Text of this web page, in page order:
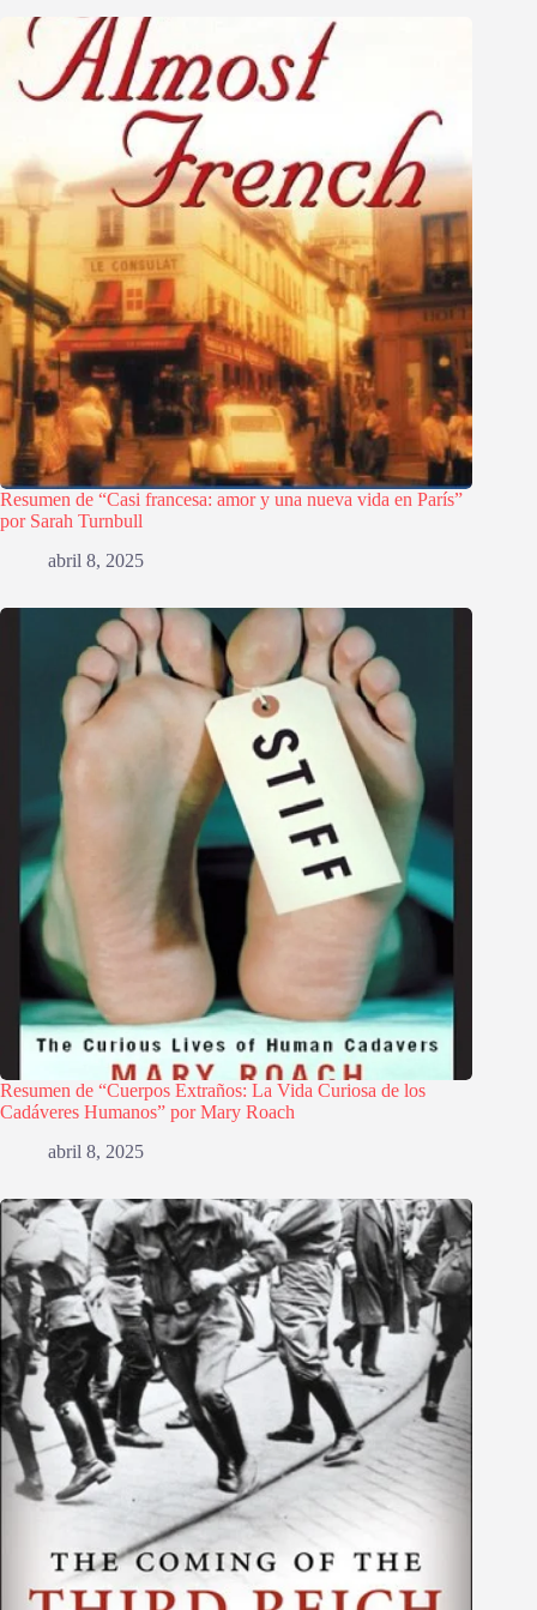
Resumen de “Casi francesa: amor y una nueva vida en París”
por Sarah Turnbull
abril 8, 2025
Resumen de “Cuerpos Extraños: La Vida Curiosa de los
Cadáveres Humanos” por Mary Roach
abril 8, 2025